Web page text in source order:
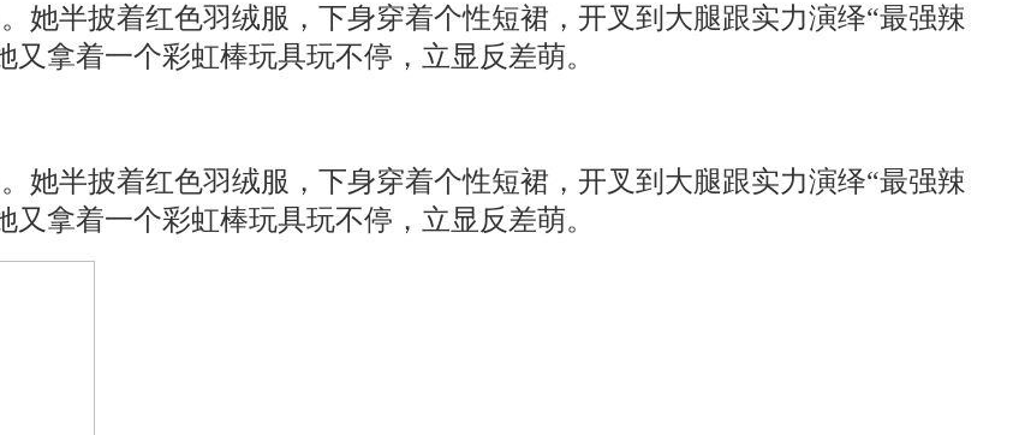
她半披着红色羽绒服，下身穿着个性短裙，开叉到大腿跟实力演绎“最强辣
拿着一个彩虹棒玩具玩不停，立显反差萌。
她半披着红色羽绒服，下身穿着个性短裙，开叉到大腿跟实力演绎“最强辣
拿着一个彩虹棒玩具玩不停，立显反差萌。